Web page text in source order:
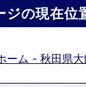
ジの現在位
ーム - 秋田県